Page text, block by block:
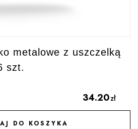
metalowe z uszczelką
szt.
34.20zł
DO KOSZYKA
DO ULUBIONYCH